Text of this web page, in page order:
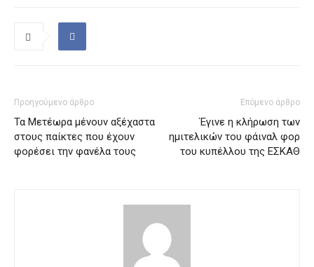
Προηγούμενο άρθρο
Τα Μετέωρα μένουν αξέχαστα
στους παίκτες που έχουν
φορέσει την φανέλα τους
Επόμενο άρθρο
Έγινε η κλήρωση των
ημιτελικών του φάιναλ φορ
του κυπέλλου της ΕΣΚΑΘ